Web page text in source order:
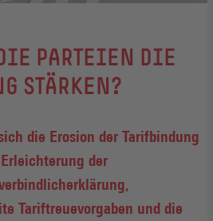
PARTEIEN DIE
STÄRKEN?
die Erosion der Tarifbindung
der
Tariftreuevorgaben und die